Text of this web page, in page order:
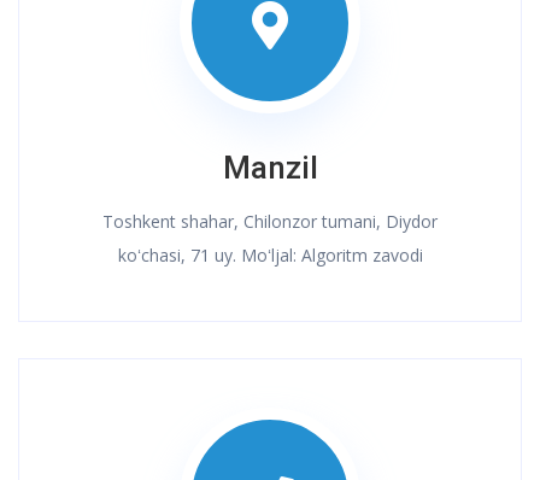
Manzil
Toshkent shahar, Chilonzor tumani, Diydor
koʻchasi, 71 uy. Moʻljal: Algoritm zavodi